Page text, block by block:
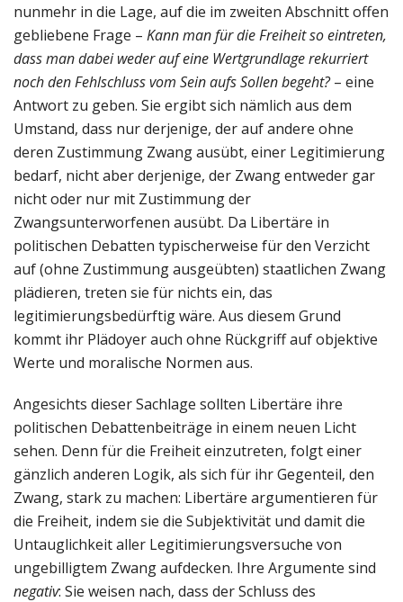
nunmehr in die Lage, auf die im zweiten Abschnitt offen
gebliebene Frage – Kann man für die Freiheit so eintreten,
dass man dabei weder auf eine Wertgrundlage rekurriert
noch den Fehlschluss vom Sein aufs Sollen begeht?– eine
Antwort zu geben. Sie ergibt sich nämlich aus dem
Umstand, dass nur derjenige, der auf andere ohne
deren Zustimmung Zwang ausübt, einer Legitimierung
bedarf, nicht aber derjenige, der Zwang entweder gar
nicht oder nur mit Zustimmung der
Zwangsunterworfenen ausübt. Da Libertäre in
politischen Debatten typischerweise für den Verzicht
auf (ohne Zustimmung ausgeübten) staatlichen Zwang
plädieren, treten sie für nichts ein, das
legitimierungsbedürftig wäre. Aus diesem Grund
kommt ihr Plädoyer auch ohne Rückgriff auf objektive
Werte und moralische Normen aus.
Angesichts dieser Sachlage sollten Libertäre ihre
politischen Debattenbeiträge in einem neuen Licht
sehen. Denn für die Freiheit einzutreten, folgt einer
gänzlich anderen Logik, als sich für ihr Gegenteil, den
Zwang, stark zu machen: Libertäre argumentieren für
die Freiheit, indem sie die Subjektivität und damit die
Untauglichkeit aller Legitimierungsversuche von
ungebilligtem Zwang aufdecken. Ihre Argumente sind
negativ: Sie weisen nach, dass der Schluss des